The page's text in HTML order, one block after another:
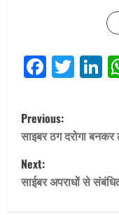
P
o
s
Previous:
साइबर ठग दरोगा
Next:
साईबर अपराधों से